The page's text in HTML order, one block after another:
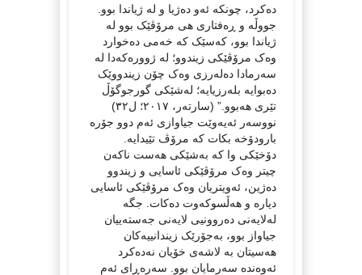
دەکرد، چونکە ئەو دەژیا و لە ژیاندا بوو.
جووڵە و ڕەفتاری هی مرۆڤێک بوو لە
ژیاندا بوو، کەسێک کە خەمی دەخوارد
وەک مرۆڤێکی زیندوو؛ لە ژوورەکەدا لە
سەرمادا دەلەرزی وەک چۆن زیندووێک
دەبوایە بلەرزیایە؛ لەشێکی گورجوگۆڵ
تێری هەبوو.” (سارتەر، ٢٠١٧؛ ل٣٢)
نووسەر ئەیەوێت جیاوازی ئەم دوو جۆرە
بارودۆخە بکات کە مرۆڤ تێیدایە.
دۆخێکی وا کە بەشێکی هەست ناکەن
چیتر وەک مرۆڤێکی ئاسایی و زیندوو
دەژین، ئەویتریان وەک مرۆڤێکی ئاسایی
دیارە و هەڵسوکەوت دەکات. جگە
لەلایەنی دەروونیی لایەنی جەستەییان
جیاواز بوو، بەجۆرێک زیندانییەکان
هەسیتان بە لاشەی خۆیان نەدەکرد
ئەوەندە سەرمایان بوو. سەرەڕای ئەم